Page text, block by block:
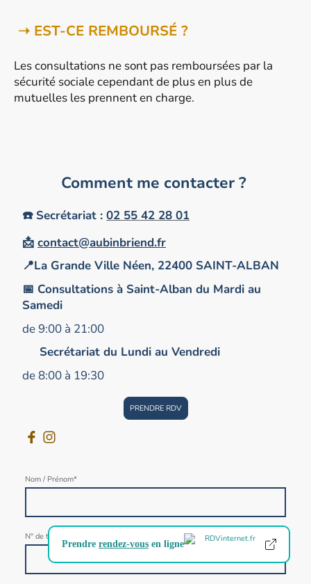
➝ EST-CE REMBOURSÉ ?
Les consultations ne sont pas remboursées par la
sécurité sociale cependant de plus en plus de
mutuelles les prennent en charge.
Comment me contacter ?
☎️ Secrétariat : 02 55 42 28 01
📩 contact@aubinbriend.fr
📍La Grande Ville Néen, 22400 SAINT-ALBAN
📅 Consultations à Saint-Alban du Mardi au
Samedi
de 9:00 à 21:00
Secrétariat du Lundi au Vendredi
de 8:00 à 19:30
PRENDRE RDV
Nom / Prénom*
N° de téléphone
Prendre rendez-vous en ligne